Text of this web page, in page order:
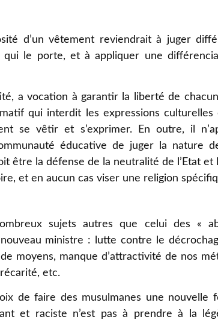
d’un vêtement reviendrait à juger
qui le porte, et à appliquer une
a vocation à garantir la liberté de
qui interdit les expressions
se vêtir et s’exprimer. En outre, il
éducative de juger la nature
être la défense de la neutralité de l’Etat
et en aucun cas viser une religion
sujets autres que celui des «
ministre : lutte contre le
moyens, manque d’attractivité de nos
etc.
de faire des musulmanes une nouvelle
et raciste n’est pas à prendre à la